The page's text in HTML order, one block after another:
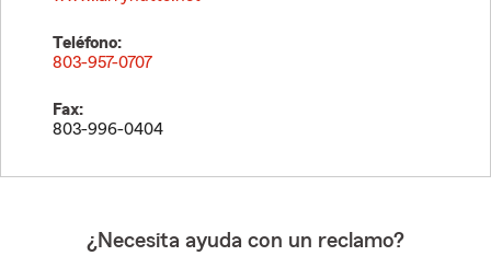
Teléfono:
803-957-0707
Fax:
803-996-0404
¿Necesita ayuda con un reclamo?